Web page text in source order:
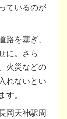
ているのが
を塞ぎ、
に。さら
火災などの
れないとい
。
岡天神駅周